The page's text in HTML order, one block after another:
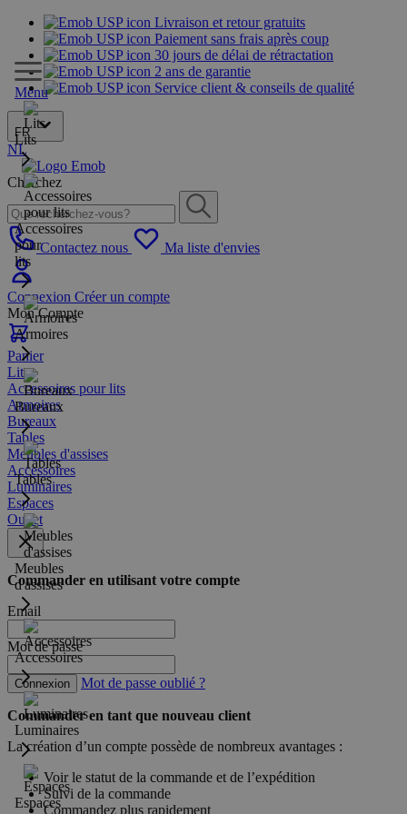
Livraison et retour gratuits
Paiement sans frais après coup
30 jours de délai de rétractation
2 ans de garantie
Service client & conseils de qualité
FR
NL
Cherchez
Contactez nous Ma liste d'envies
Connexion Créer un compte
Mon Compte
Panier
Menu
Lits
Accessoires
pour
lits
Armoires
Bureaux
Tables
Meubles
d'assises
Accessoires
Luminaires
Espaces
Lits
Accessoires pour lits
Armoires
Bureaux
Tables
Meubles d'assises
Accessoires
Luminaires
Espaces
Outlet
Commander en utilisant votre compte
Email
Mot de passe
Connexion Mot de passe oublié ?
Commander en tant que nouveau client
La création d’un compte possède de nombreux avantages :
Voir le statut de la commande et de l’expédition
Suivi de la commande
Commandez plus rapidement